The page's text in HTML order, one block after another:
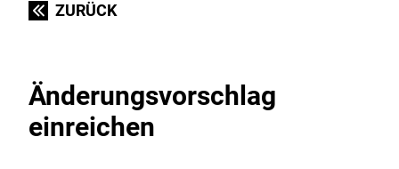
ZURÜCK
Änderungsvorschlag
einreichen